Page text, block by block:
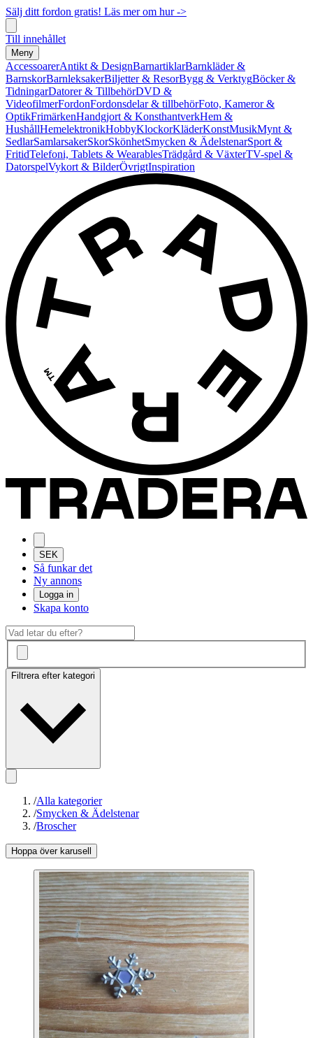
Sälj ditt fordon gratis! Läs mer om hur ->
Till innehållet
Meny
AccessoarerAntikt & DesignBarnartiklarBarnkläder &
BarnskorBarnleksakerBiljetter & ResorBygg & VerktygBöcker &
TidningarDatorer & TillbehörDVD &
VideofilmerFordonFordonsdelar & tillbehörFoto, Kameror &
OptikFrimärkenHandgjort & KonsthantverkHem &
HushållHemelektronikHobbyKlockorKläderKonstMusikMynt &
SedlarSamlarsakerSkorSkönhetSmycken & ÄdelstenarSport &
FritidTelefoni, Tablets & WearablesTrädgård & VäxterTV-spel &
DatorspelVykort & BilderÖvrigtInspiration
SEK
Så funkar det
Ny annons
Logga in
Skapa konto
Filtrera efter kategori
/Alla kategorier
/Smycken & Ädelstenar
/Broscher
Hoppa över karusell